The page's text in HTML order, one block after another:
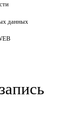
данных